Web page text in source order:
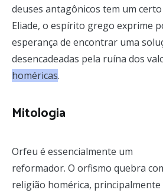
deuses antagônicos tem um
Eliade, o espírito grego exprime
esperança de encontrar uma
desencadeadas pela ruína dos
homéricas.
Mitologia
Orfeu é essencialmente um
reformador. O orfismo quebra
religião homérica, principalmente